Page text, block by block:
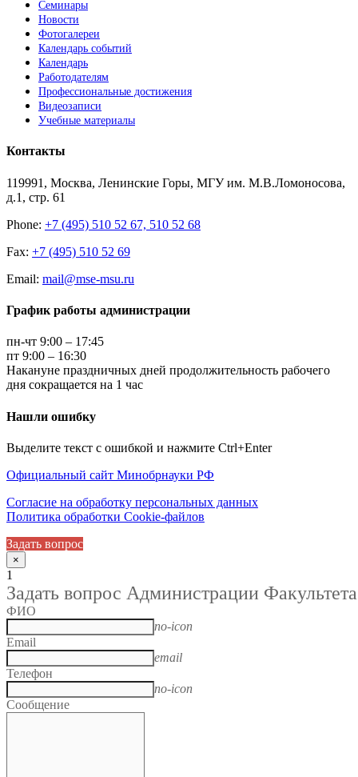
Семинары
Новости
Фотогалереи
Календарь событий
Календарь
Работодателям
Профессиональные достижения
Видеозаписи
Учебные материалы
Контакты
119991, Москва, Ленинские Горы, МГУ им. М.В.Ломоносова,
д.1, стр. 61
Phone: +7 (495) 510 52 67, 510 52 68
Fax: +7 (495) 510 52 69
Email: mail@mse-msu.ru
График работы администрации
пн-чт 9:00 – 17:45
пт 9:00 – 16:30
Накануне праздничных дней продолжительность рабочего
дня сокращается на 1 час
Нашли ошибку
Выделите текст с ошибкой и нажмите Ctrl+Enter
Официальный сайт Минобрнауки РФ
Согласие на обработку персональных данных
Политика обработки Cookie-файлов
Задать вопрос
×
1
Задать вопрос Администрации Факультета
ФИО
no-icon
Email
email
Телефон
no-icon
Сообщение